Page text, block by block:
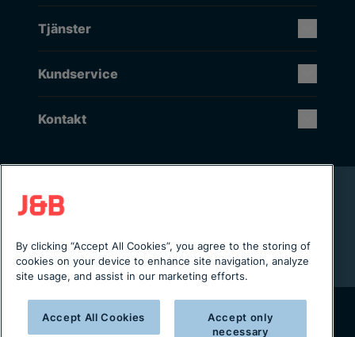
Tjänster
Kundservice
Kontakt
Rikstäckande installation & service
Lager i Sverige
Från projektering till installation
Copyright © 2025 J&B Maskinteknik AB
By clicking “Accept All Cookies”, you agree to the storing of
cookies on your device to enhance site navigation, analyze
site usage, and assist in our marketing efforts.
Accept All Cookies
Accept only
necessary